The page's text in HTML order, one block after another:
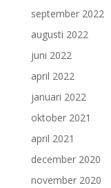
september 2022
augusti 2022
juni 2022
april 2022
januari 2022
oktober 2021
april 2021
december 2020
november 2020